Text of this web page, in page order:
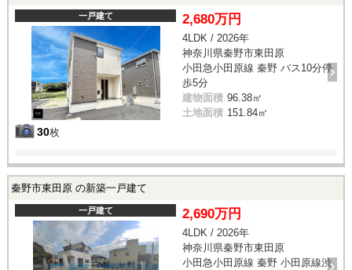
一戸建て
30枚
2,680万円
4LDK / 2026年
神奈川県秦野市東田原
小田急小田原線 秦野 バス10分停
歩5分
建物面積 96.38㎡
土地面積 151.84㎡
秦野市東田原 の新築一戸建て
一戸建て 2,690万円
4LDK / 2026年
神奈川県秦野市東田原
小田急小田原線 秦野 小田原線渋